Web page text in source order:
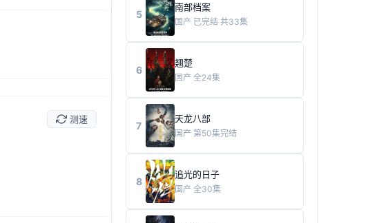
测速
5
南部档案
国产 已完结 共33集
6
翘楚
国产 全24集
7
天龙八部
国产 第50集完结
8
追光的日子
国产 全30集